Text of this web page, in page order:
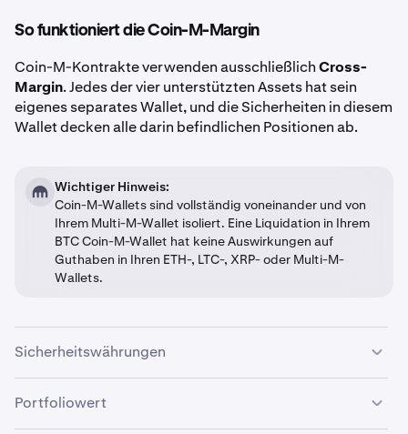
So funktioniert die Coin-M-Margin
Coin-M-Kontrakte verwenden ausschließlichCross-
Margin. Jedes der vier unterstützten Assets hat sein
eigenes separates Wallet, und die Sicherheiten in diesem
Wallet decken alle darin befindlichen Positionen ab.
Wichtiger Hinweis:
Coin-M-Wallets sind vollständig voneinander und von
Ihrem Multi-M-Wallet isoliert. Eine Liquidation in Ihrem
BTC Coin-M-Wallet hat keine Auswirkungen auf
Guthaben in Ihren ETH-, LTC-, XRP- oder Multi-M-
Wallets.
Sicherheitswährungen
Portfoliowert